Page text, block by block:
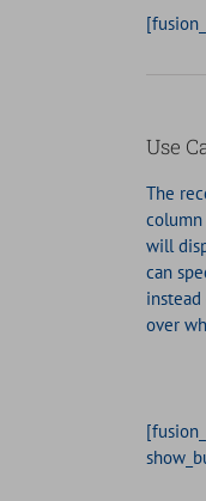
Use
The
will
can
over